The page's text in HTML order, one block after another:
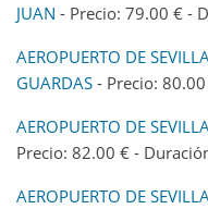
JUAN - Precio: 79.00 € -
AEROPUERTO DE
GUARDAS - Precio:
AEROPUERTO DE
Precio: 82.00 € -
AEROPUERTO DE